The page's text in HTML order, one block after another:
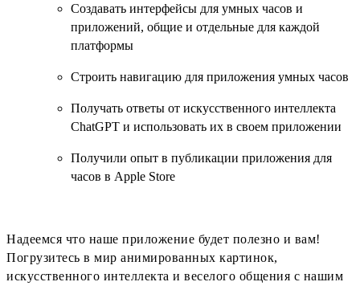
Создавать интерфейсы для умных часов и
приложений, общие и отдельные для каждой
платформы
Строить навигацию для приложения умных часов
Получать ответы от искусственного интеллекта
ChatGPT и использовать их в своем приложении
Получили опыт в публикации приложения для
часов в Apple Store
Надеемся что наше приложение будет полезно и вам!
Погрузитесь в мир анимированных картинок,
искусственного интеллекта и веселого общения с нашим